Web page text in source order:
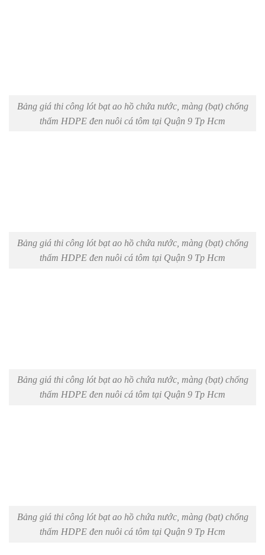
Bảng giá thi công lót bạt ao hồ chứa nước, màng (bạt) chống
thấm HDPE đen nuôi cá tôm tại Quận 9 Tp Hcm
Bảng giá thi công lót bạt ao hồ chứa nước, màng (bạt) chống
thấm HDPE đen nuôi cá tôm tại Quận 9 Tp Hcm
Bảng giá thi công lót bạt ao hồ chứa nước, màng (bạt) chống
thấm HDPE đen nuôi cá tôm tại Quận 9 Tp Hcm
Bảng giá thi công lót bạt ao hồ chứa nước, màng (bạt) chống
thấm HDPE đen nuôi cá tôm tại Quận 9 Tp Hcm